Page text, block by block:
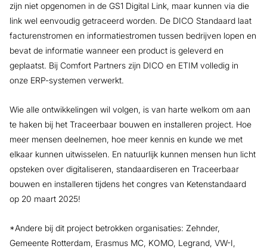
zijn niet opgenomen in de GS1 Digital Link, maar kunnen via die
link wel eenvoudig getraceerd worden. De DICO Standaard laat
facturenstromen en informatiestromen tussen bedrijven lopen en
bevat de informatie wanneer een product is geleverd en
geplaatst. Bij Comfort Partners zijn DICO en ETIM volledig in
onze ERP-systemen verwerkt.
Wie alle ontwikkelingen wil volgen, is van harte welkom om aan
te haken bij het Traceerbaar bouwen en installeren project. Hoe
meer mensen deelnemen, hoe meer kennis en kunde we met
elkaar kunnen uitwisselen. En natuurlijk kunnen mensen hun licht
opsteken over digitaliseren, standaardiseren en Traceerbaar
bouwen en installeren tijdens het congres van Ketenstandaard
op 20 maart 2025!
*Andere bij dit project betrokken organisaties: Zehnder,
Gemeente Rotterdam, Erasmus MC, KOMO, Legrand, VW-I,